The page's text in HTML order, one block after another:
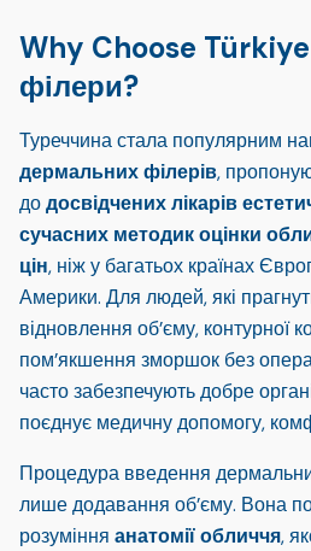
Why Choose
філери?
Туреччина стала популярним
дермальних філерів,
додосвідчених лікарів
сучасних методик оцінки
цін, ніж у багатьох країнах
Америки. Для людей, які
відновлення об’єму, контурної
пом’якшення зморшок без
часто забезпечують добре
поєднує медичну допомогу,
Процедура введення
лише додавання об’єму. Вона
розуміння анатомії обличчя,